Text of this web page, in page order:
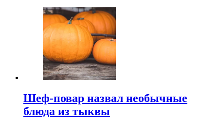
Шеф-повар назвал необычные
блюда из тыквы